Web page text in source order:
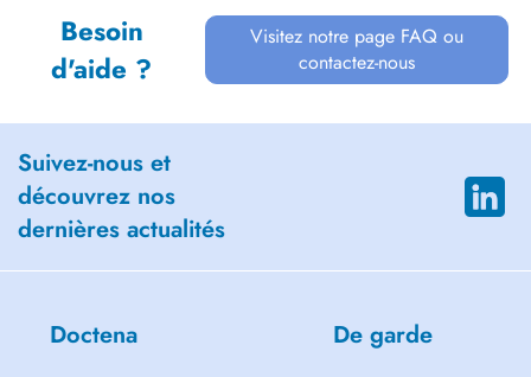
Besoin
d'aide ?
Visitez notre page FAQ ou
contactez-nous
Suivez-nous et
découvrez nos
dernières actualités
Doctena De garde